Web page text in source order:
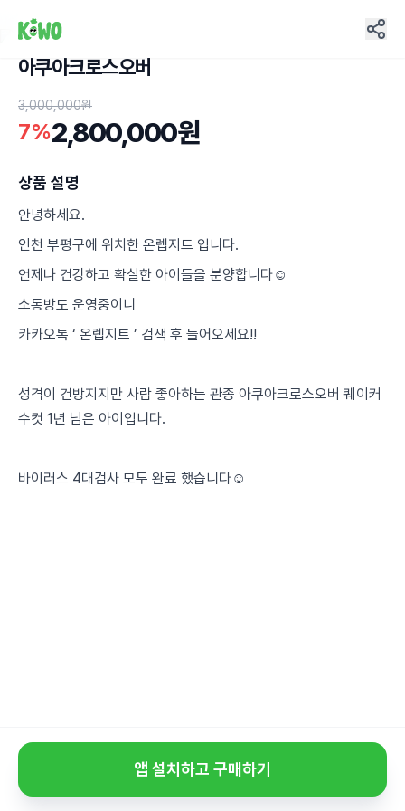
아쿠아크로스오버
3,000,000원
7%2,800,000원
상품 설명
안녕하세요.
인천 부평구에 위치한 온렙지트 입니다.
언제나 건강하고 확실한 아이들을 분양합니다☺️
소통방도 운영중이니
카카오톡 ‘ 온렙지트 ’ 검색 후 들어오세요!!
성격이 건방지지만 사람 좋아하는 관종 아쿠아크로스오버 퀘이커
수컷 1년 넘은 아이입니다.
바이러스 4대검사 모두 완료 했습니다☺️
앱 설치하고 구매하기